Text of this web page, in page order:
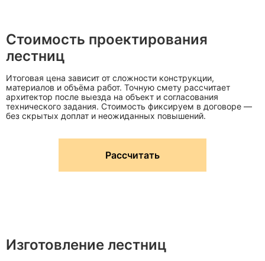
Стоимость проектирования
лестниц
Итоговая цена зависит от сложности конструкции,
материалов и объёма работ. Точную смету рассчитает
архитектор после выезда на объект и согласования
технического задания. Стоимость фиксируем в договоре —
без скрытых доплат и неожиданных повышений.
Рассчитать
Изготовление лестниц